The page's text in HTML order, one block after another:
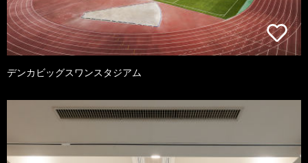
デンカビッグスワンスタジアム